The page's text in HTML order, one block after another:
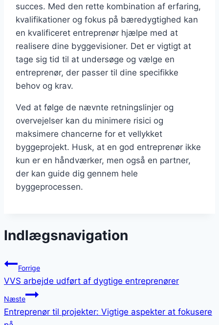
succes. Med den rette kombination af erfaring,
kvalifikationer og fokus på bæredygtighed kan
en kvalificeret entreprenør hjælpe med at
realisere dine byggevisioner. Det er vigtigt at
tage sig tid til at undersøge og vælge en
entreprenør, der passer til dine specifikke
behov og krav.
Ved at følge de nævnte retningslinjer og
overvejelser kan du minimere risici og
maksimere chancerne for et vellykket
byggeprojekt. Husk, at en god entreprenør ikke
kun er en håndværker, men også en partner,
der kan guide dig gennem hele
byggeprocessen.
Indlægsnavigation
Forrige
VVS arbejde udført af dygtige entreprenører
Næste
Entreprenør til projekter: Vigtige aspekter at fokusere